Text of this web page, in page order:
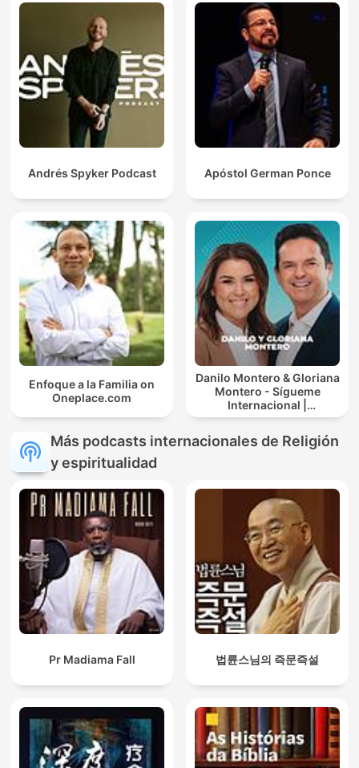
Andrés Spyker Podcast Apóstol German Ponce
Enfoque a la Familia on
Oneplace.com
Danilo Montero & Gloriana
Montero - Sígueme
Internacional |
Predicaciones Cristianas
Más podcasts internacionales de Religión
y espiritualidad
Pr Madiama Fall 법륜스님의 즉문즉설